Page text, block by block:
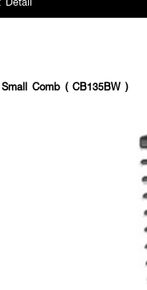
Comb ( CB135BW )